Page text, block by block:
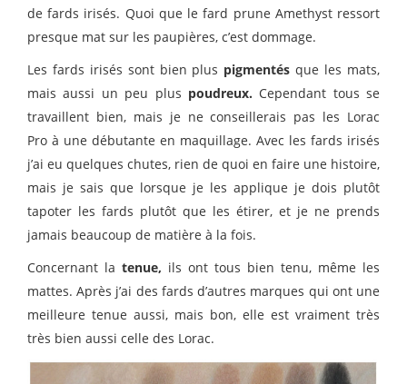
de fards irisés. Quoi que le fard prune Amethyst ressort
presque mat sur les paupières, c’est dommage.
Les fards irisés sont bien plus pigmentés que les mats,
mais aussi un peu plus poudreux. Cependant tous se
travaillent bien, mais je ne conseillerais pas les Lorac
Pro à une débutante en maquillage. Avec les fards irisés
j’ai eu quelques chutes, rien de quoi en faire une histoire,
mais je sais que lorsque je les applique je dois plutôt
tapoter les fards plutôt que les étirer, et je ne prends
jamais beaucoup de matière à la fois.
Concernant la tenue, ils ont tous bien tenu, même les
mattes. Après j’ai des fards d’autres marques qui ont une
meilleure tenue aussi, mais bon, elle est vraiment très
très bien aussi celle des Lorac.